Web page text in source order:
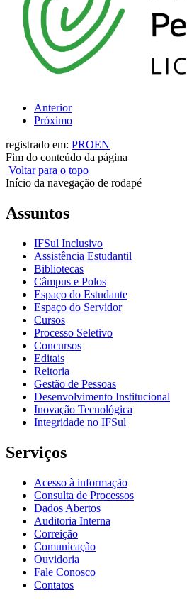
Anterior
Próximo
registrado em: PROEN
Fim do conteúdo da página
Voltar para o topo
Início da navegação de rodapé
Assuntos
IFSul Inclusivo
Assistência Estudantil
Bibliotecas
Câmpus e Polos
Espaço do Estudante
Espaço do Servidor
Cursos
Processo Seletivo
Concursos
Editais
Reitoria
Gestão de Pessoas
Desenvolvimento Institucional
Inovação Tecnológica
Integridade no IFSul
Serviços
Acesso à informação
Consulta de Processos
Dados Abertos
Auditoria Interna
Correição
Comunicação
Ouvidoria
Fale Conosco
Contatos